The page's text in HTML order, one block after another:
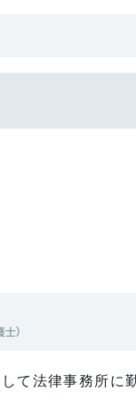
）
て法律事務所に